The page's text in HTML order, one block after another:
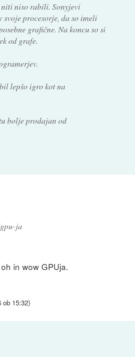
niti niso rabili. Sonyjevi
procesorje, da so imeli
grafične. Na koncu so si
od grafe.
lepšo igro kot na
bolje prodajan od
ja
in wow GPUja.
ob 15:32)